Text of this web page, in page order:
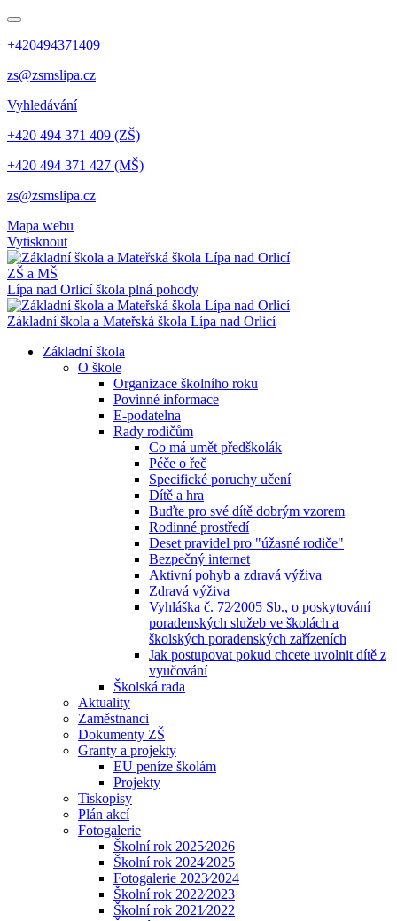
+420494371409
zs@zsmslipa.cz
Vyhledávání
+420 494 371 409 (ZŠ)
+420 494 371 427 (MŠ)
zs@zsmslipa.cz
Mapa webu
Vytisknout
ZŠ a MŠ
Lípa nad Orlicíškola plná pohody
Základní škola a Mateřská škola Lípa nad Orlicí
Základní škola
O škole
Organizace školního roku
Povinné informace
E-podatelna
Rady rodičům
Co má umět předškolák
Péče o řeč
Specifické poruchy učení
Dítě a hra
Buďte pro své dítě dobrým vzorem
Rodinné prostředí
Deset pravidel pro "úžasné rodiče"
Bezpečný internet
Aktivní pohyb a zdravá výživa
Zdravá výživa
Vyhláška č. 72⁄2005 Sb., o poskytování
poradenských služeb ve školách a
školských poradenských zařízeních
Jak postupovat pokud chcete uvolnit dítě z
vyučování
Školská rada
Aktuality
Zaměstnanci
Dokumenty ZŠ
Granty a projekty
EU peníze školám
Projekty
Tiskopisy
Plán akcí
Fotogalerie
Školní rok 2025⁄2026
Školní rok 2024⁄2025
Fotogalerie 2023⁄2024
Školní rok 2022⁄2023
Školní rok 2021⁄2022